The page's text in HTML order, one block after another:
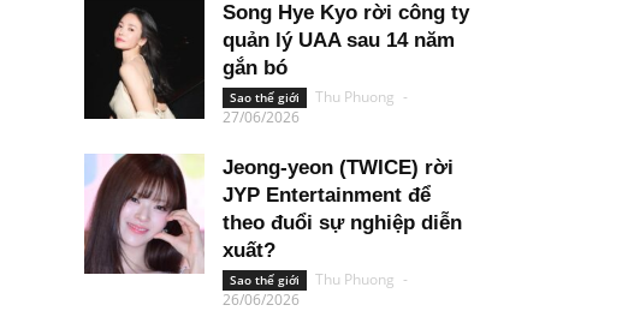
Song Hye Kyo rời công ty
quản lý UAA sau 14 năm
gắn bó
Sao thế giới Thu Phuong -
27/06/2026
Jeong-yeon (TWICE) rời
JYP Entertainment để
theo đuổi sự nghiệp diễn
xuất?
Sao thế giới Thu Phuong -
26/06/2026